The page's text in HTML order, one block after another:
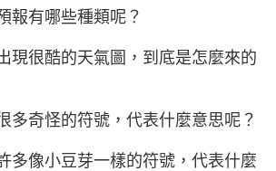
報有哪些種類呢？
現很酷的天氣圖，到底是怎麼來的
多奇怪的符號，代表什麼意思呢？
多像小豆芽一樣的符號，代表什麼